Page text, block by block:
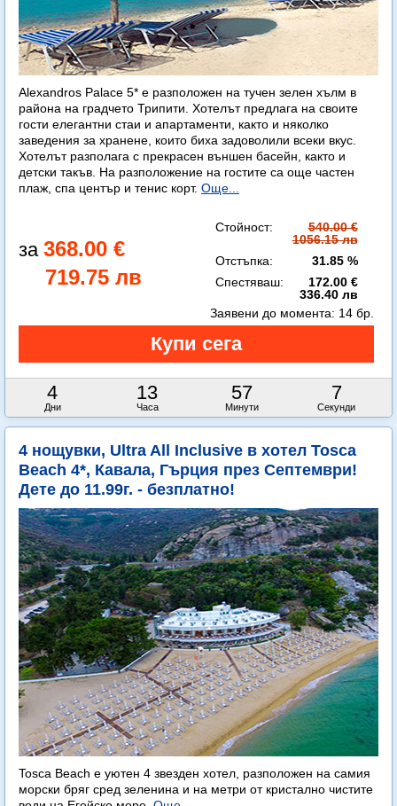
Alexandros Palace 5* e разположен на тучен зелен хълм в
района на градчето Трипити. Хотелът предлага на своите
гости елегантни стаи и апартаменти, както и няколко
заведения за хранене, които биха задоволили всеки вкус.
Хотелът разполага с прекрасен външен басейн, както и
детски такъв. На разположение на гостите са още частен
плаж, спа център и тенис корт. Още...
368.00 €
719.75 лв
Стойност:
540.00 €
1056.15 лв
Отстъпка:
31.85 %
Спестяваш:
172.00 €
336.40 лв
4
Дни
13
Часа
57
Минути
5
Секунди
Заявени до момента: 14 бр.
4 нощувки, Ultra All Inclusive в хотел Tosca
Beach 4*, Кавала, Гърция през Септември!
Дете до 11.99г. - безплатно!
Tosca Beach е уютен 4 звезден хотел, разположен на самия
морски бряг сред зеленина и на метри от кристално чистите